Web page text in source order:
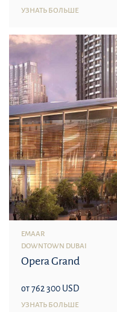
УЗНАТЬ БОЛЬШЕ
EMAAR
DOWNTOWN DUBAI
Opera Grand
от 762 300 USD
УЗНАТЬ БОЛЬШЕ